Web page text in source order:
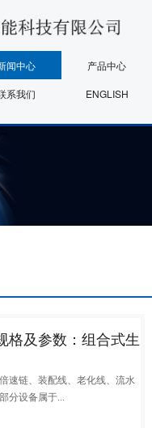
闻中心 产品中心
系我们 ENGLISH
格及参数：组合式生
速链、装配线、老化线、流水
分设备属于...